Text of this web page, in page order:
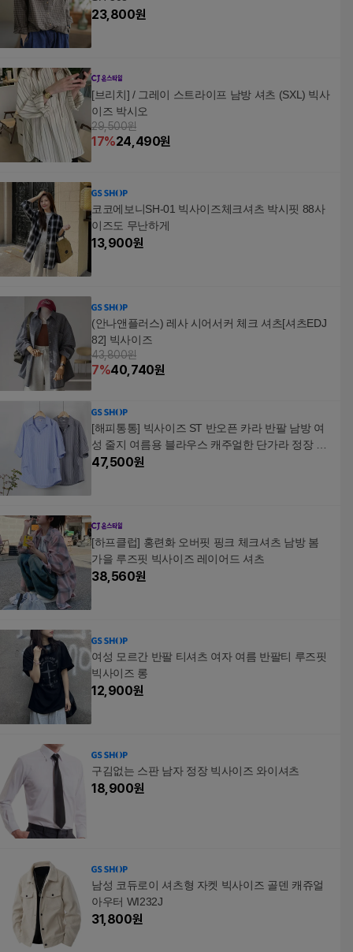
23,800원
[브리치] / 그레이 스트라이프 남방 셔츠 (SXL) 빅사
이즈 박시오
29,500원
17%24,490원
코코에보니SH-01 빅사이즈체크셔츠 박시핏 88사
이즈도 무난하게
13,900원
(안나앤플러스) 레사 시어서커 체크 셔츠[셔츠EDJ
82] 빅사이즈
43,800원
7%40,740원
[해피통통] 빅사이즈 ST 반오픈 카라 반팔 남방 여
성 줄지 여름용 블라우스 캐주얼한 단가라 정장 오
피스옷 미시 스트라이프 남방셔츠 여성의류
47,500원
[하프클럽] 홍련화 오버핏 핑크 체크셔츠 남방 봄
가을 루즈핏 빅사이즈 레이어드 셔츠
38,560원
여성 모르간 반팔 티셔츠 여자 여름 반팔티 루즈핏
빅사이즈 롱
12,900원
구김없는 스판 남자 정장 빅사이즈 와이셔츠
18,900원
남성 코듀로이 셔츠형 자켓 빅사이즈 골덴 캐쥬얼
아우터 WI232J
31,800원